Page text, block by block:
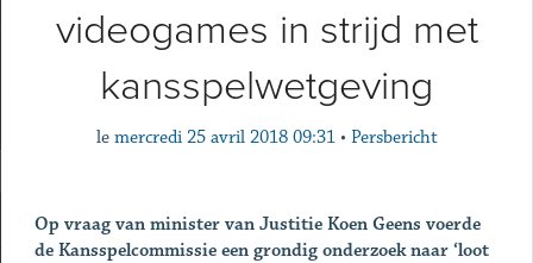
videogames in strijd met
kansspelwetgeving
le mercredi 25 avril 2018 09:31 • Persbericht
Op vraag van minister van Justitie Koen Geens voerde
de Kansspelcommissie een grondig onderzoek naar ‘loot